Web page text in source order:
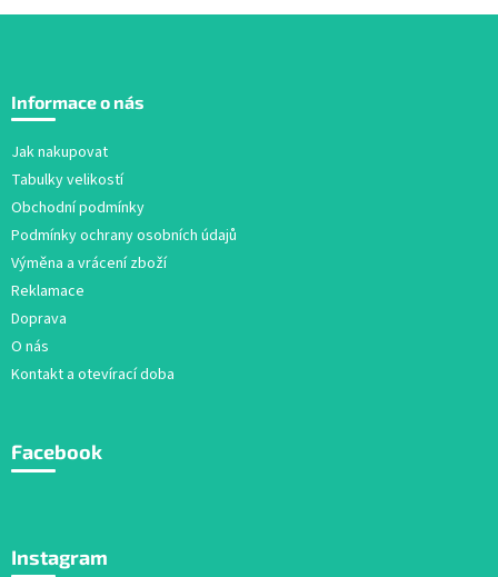
p
Informace o nás
Jak nakupovat
Tabulky velikostí
Obchodní podmínky
Podmínky ochrany osobních údajů
Výměna a vrácení zboží
Reklamace
Doprava
O nás
Kontakt a otevírací doba
Facebook
Instagram